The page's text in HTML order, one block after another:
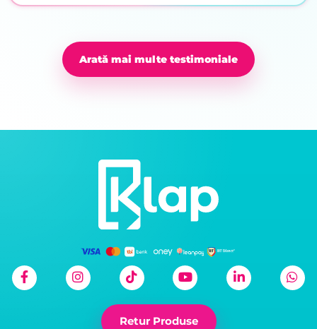
Arată mai multe testimoniale
Retur Produse